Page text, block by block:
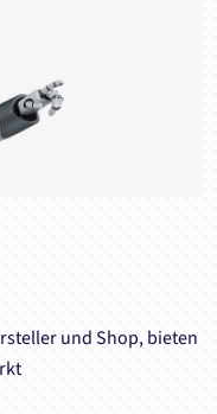
und Shop, bieten